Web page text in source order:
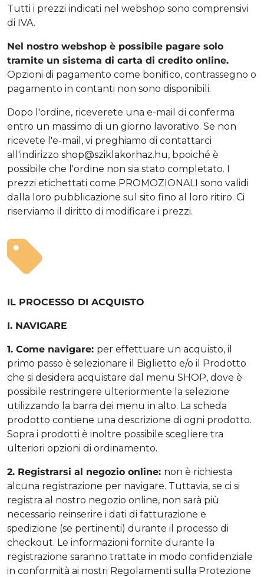
Tutti i prezzi indicati nel webshop sono comprensivi
di IVA.
Nel nostro webshop è possibile pagare solo
tramite un sistema di carta di credito online.
Opzioni di pagamento come bonifico, contrassegno o
pagamento in contanti non sono disponibili.
Dopo l'ordine, riceverete una e-mail di conferma
entro un massimo di un giorno lavorativo. Se non
ricevete l'e-mail, vi preghiamo di contattarci
all'indirizzo shop@sziklakorhaz.hu, bpoiché è
possibile che l'ordine non sia stato completato. I
prezzi etichettati come PROMOZIONALI sono validi
dalla loro pubblicazione sul sito fino al loro ritiro. Ci
riserviamo il diritto di modificare i prezzi.
IL PROCESSO DI ACQUISTO
I. NAVIGARE
1. Come navigare: per effettuare un acquisto, il
primo passo è selezionare il Biglietto e/o il Prodotto
che si desidera acquistare dal menu SHOP, dove è
possibile restringere ulteriormente la selezione
utilizzando la barra dei menu in alto. La scheda
prodotto contiene una descrizione di ogni prodotto.
Sopra i prodotti è inoltre possibile scegliere tra
ulteriori opzioni di ordinamento.
2. Registrarsi al negozio online: non è richiesta
alcuna registrazione per navigare. Tuttavia, se ci si
registra al nostro negozio online, non sarà più
necessario reinserire i dati di fatturazione e
spedizione (se pertinenti) durante il processo di
checkout. Le informazioni fornite durante la
registrazione saranno trattate in modo confidenziale
in conformità ai nostri Regolamenti sulla Protezione